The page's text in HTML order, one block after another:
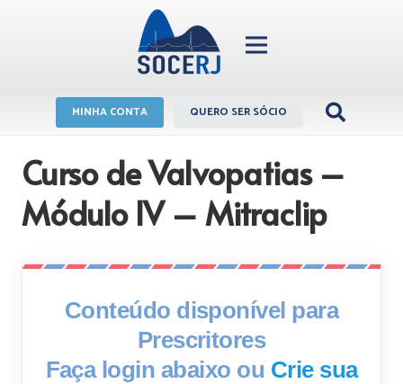
MINHA CONTA QUERO SER SÓCIO
Curso de Valvopatias –
Módulo IV – Mitraclip
Conteúdo disponível para
Prescritores
Faça login abaixo ou Crie sua